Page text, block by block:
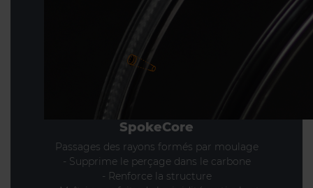
SpokeCore
Passages des rayons formés par moulage
- Supprime le perçage dans le carbone
- Renforce la structure